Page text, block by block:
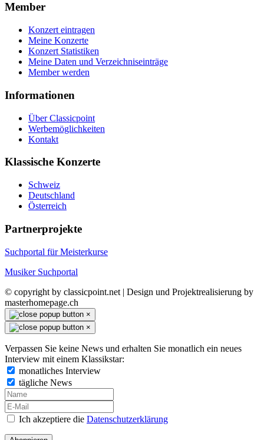
Member
Konzert eintragen
Meine Konzerte
Konzert Statistiken
Meine Daten und Verzeichniseinträge
Member werden
Informationen
Über Classicpoint
Werbemöglichkeiten
Kontakt
Klassische Konzerte
Schweiz
Deutschland
Österreich
Partnerprojekte
Suchportal für Meisterkurse
Musiker Suchportal
© copyright by classicpoint.net | Design und Projektrealisierung by
masterhomepage.ch
×
×
Verpassen Sie keine News und erhalten Sie monatlich ein neues
Interview mit einem Klassikstar:
monatliches Interview
tägliche News
Ich akzeptiere die Datenschutzerklärung